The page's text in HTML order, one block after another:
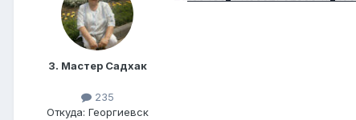
3. Мастер Садхак
235
Откуда: Георгиевск